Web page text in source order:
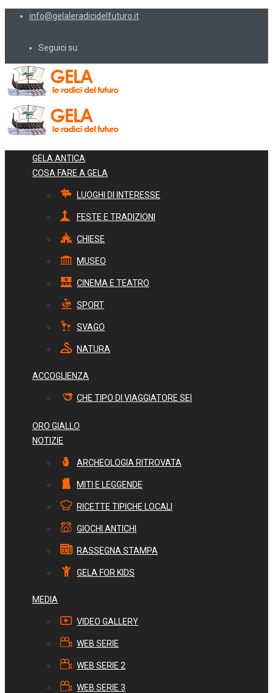
info@gelaleradicidelfuturo.it
Seguici su:
GELA ANTICA
COSA FARE A GELA
LUOGHI DI INTERESSE
FESTE E TRADIZIONI
CHIESE
MUSEO
CINEMA E TEATRO
SPORT
SVAGO
NATURA
ACCOGLIENZA
CHE TIPO DI VIAGGIATORE SEI
ORO GIALLO
NOTIZIE
ARCHEOLOGIA RITROVATA
MITI E LEGGENDE
RICETTE TIPICHE LOCALI
GIOCHI ANTICHI
RASSEGNA STAMPA
GELA FOR KIDS
MEDIA
VIDEO GALLERY
WEB SERIE
WEB SERIE 2
WEB SERIE 3